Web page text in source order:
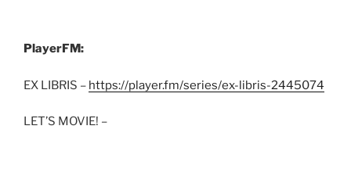
PlayerFM:
EX LIBRIS – https://player.fm/series/ex-libris-2445074
LET’S MOVIE! –